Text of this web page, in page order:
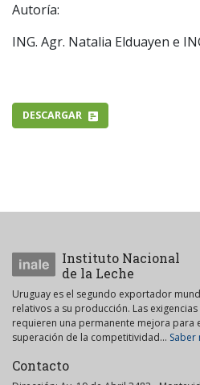
Autoría:
ING. Agr. Natalia Elduayen e
DESCARGAR
Instituto Nacional
de la Leche
Uruguay es el segundo exportador
relativos a su producción. Las
requieren una permanente mejora para
superación de la competitividad... Saber
Contacto